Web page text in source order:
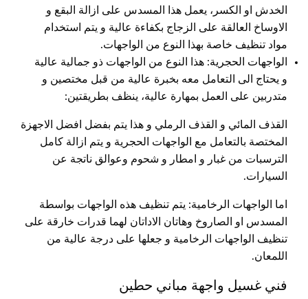
الخدش او الكسر، يعمل هذا المسدس على ازالة البقع و
الاوساخ العالقة على الزجاج بكفاءة عالية و يتم استخدام
مواد تنظيف خاصة بهذا النوع من الواجهات.
الواجهات الحجرية: هذا النوع من الواجهات ذو جمالية عالية
و يحتاج الى التعامل معه بخبرة عالية من قبل مختصين و
متدربين على العمل بمهارة عالية، ينظف بطريقتين:
القذف المائي و القذف الرملي و هذا يتم بفضل افضل الاجهزة
المختصة بالتعامل مع الواجهات الحجرية و يتم ازالة كامل
الترسبات من غبار و امطار و شحوم وعوالق ناتجة عن
السيارات.
اما الواجهات الرخامية: يتم تنظيف هذه الواجهات بواسطة
المسدس او الصاروخ وهاتان الاداتان لهما قدرات خارقة على
تنظيف الواجهات الرخامية و جعلها على درجة عالية من
اللمعان.
فني غسيل واجهة مباني حطين